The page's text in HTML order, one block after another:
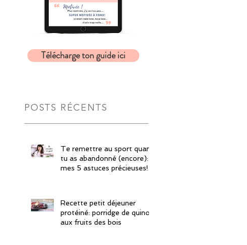
Télécharge ton guide ici
POSTS RÉCENTS
Te remettre au sport quand
tu as abandonné (encore):
mes 5 astuces précieuses!
Recette petit déjeuner
protéiné: porridge de quinoa
aux fruits des bois